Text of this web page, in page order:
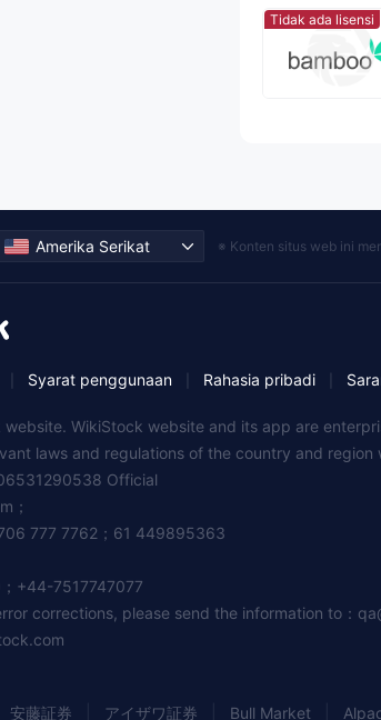
Tidak ada lisensi
Amerika Serikat ※ Konten situs web ini
Syarat penggunaan Rahasia pribadi
WikiStock website and its app are
laws and regulations of the country and region
Official
；
777 7762；61 449895363
+44-7517747077
corrections, please send the information to：qa
安藤証券 アイザワ証券 Bull Market